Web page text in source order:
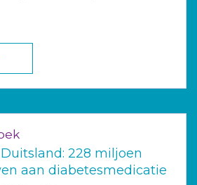
228 miljoen
aan diabetesmedicatie